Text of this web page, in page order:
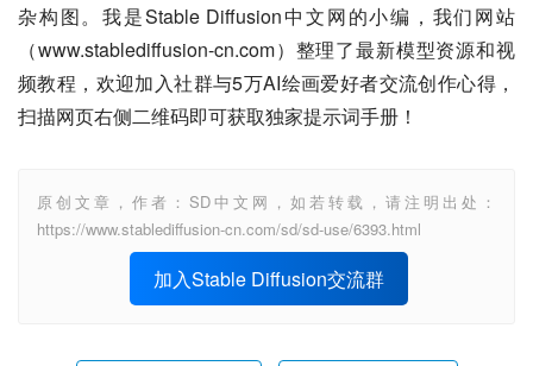
杂构图。我是Stable Diffusion中文网的小编，我们网站
（www.stablediffusion-cn.com）整理了最新模型资源和视
频教程，欢迎加入社群与5万AI绘画爱好者交流创作心得，
扫描网页右侧二维码即可获取独家提示词手册！
原创文章，作者：SD中文网，如若转载，请注明出处：
https://www.stablediffusion-cn.com/sd/sd-use/6393.html
加入Stable Diffusion交流群